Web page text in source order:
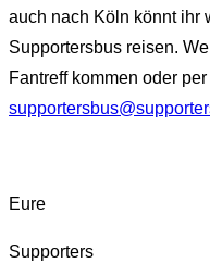
auch nach Köln könnt ihr
Supportersbus reisen.
Fantreff kommen oder
Eure
Supporters